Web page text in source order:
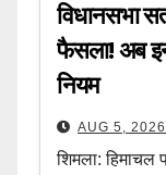
विधानसभा
फैसला! अब
नियम
AUG 5, 2026
शिमला: